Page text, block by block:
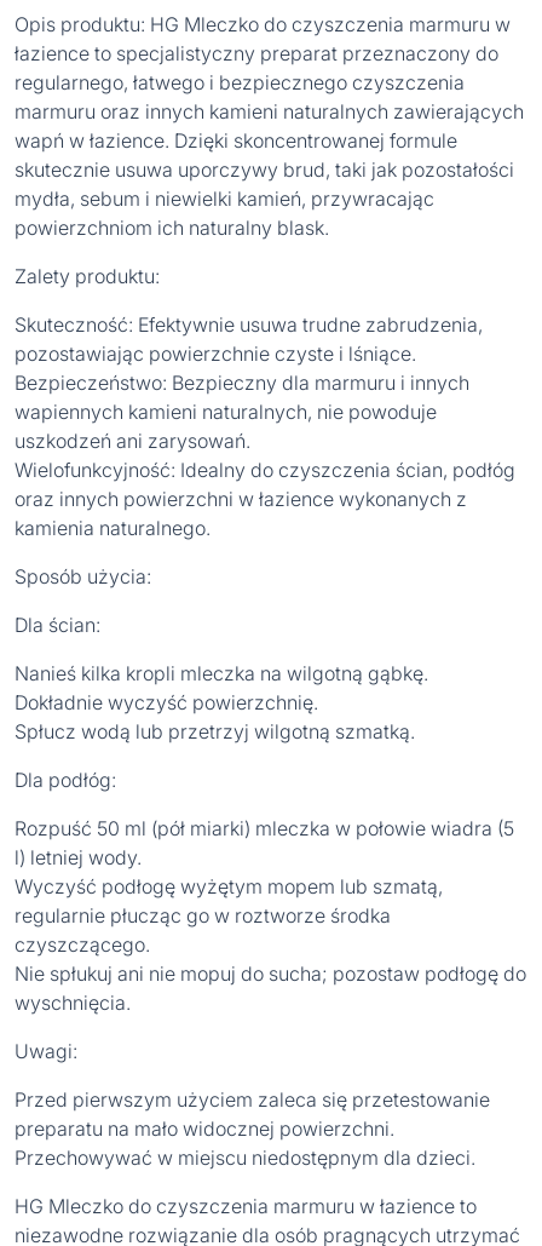
Opis produktu: HG Mleczko do czyszczenia marmuru w
łazience to specjalistyczny preparat przeznaczony do
regularnego, łatwego i bezpiecznego czyszczenia
marmuru oraz innych kamieni naturalnych zawierających
wapń w łazience. Dzięki skoncentrowanej formule
skutecznie usuwa uporczywy brud, taki jak pozostałości
mydła, sebum i niewielki kamień, przywracając
powierzchniom ich naturalny blask.
Zalety produktu:
Skuteczność: Efektywnie usuwa trudne zabrudzenia,
pozostawiając powierzchnie czyste i lśniące.
Bezpieczeństwo: Bezpieczny dla marmuru i innych
wapiennych kamieni naturalnych, nie powoduje
uszkodzeń ani zarysowań.
Wielofunkcyjność: Idealny do czyszczenia ścian, podłóg
oraz innych powierzchni w łazience wykonanych z
kamienia naturalnego.
Sposób użycia:
Dla ścian:
Nanieś kilka kropli mleczka na wilgotną gąbkę.
Dokładnie wyczyść powierzchnię.
Spłucz wodą lub przetrzyj wilgotną szmatką.
Dla podłóg:
Rozpuść 50 ml (pół miarki) mleczka w połowie wiadra (5
l) letniej wody.
Wyczyść podłogę wyżętym mopem lub szmatą,
regularnie płucząc go w roztworze środka
czyszczącego.
Nie spłukuj ani nie mopuj do sucha; pozostaw podłogę do
wyschnięcia.
Uwagi:
Przed pierwszym użyciem zaleca się przetestowanie
preparatu na mało widocznej powierzchni.
Przechowywać w miejscu niedostępnym dla dzieci.
HG Mleczko do czyszczenia marmuru w łazience to
niezawodne rozwiązanie dla osób pragnących utrzymać